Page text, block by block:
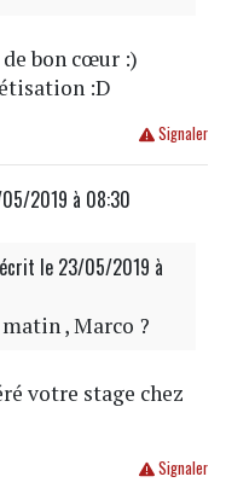
bon cœur :)
:D
Signaler
2019 à 08:30
le 23/05/2019 à
, Marco ?
votre stage chez
Signaler